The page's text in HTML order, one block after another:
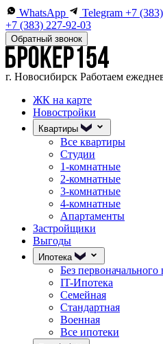
WhatsApp Telegram +7
+7 (383) 227-92-03
Обратный звонок
г. Новосибирск Работаем
ЖК на карте
Новостройки
Квартиры
Все квартиры
Студии
1-комнатные
2-комнатные
3-комнатные
4-комнатные
Апартаменты
Застройщики
Выгоды
Ипотека
Без первоначального
IT-Ипотека
Семейная
Стандартная
Военная
Все ипотеки